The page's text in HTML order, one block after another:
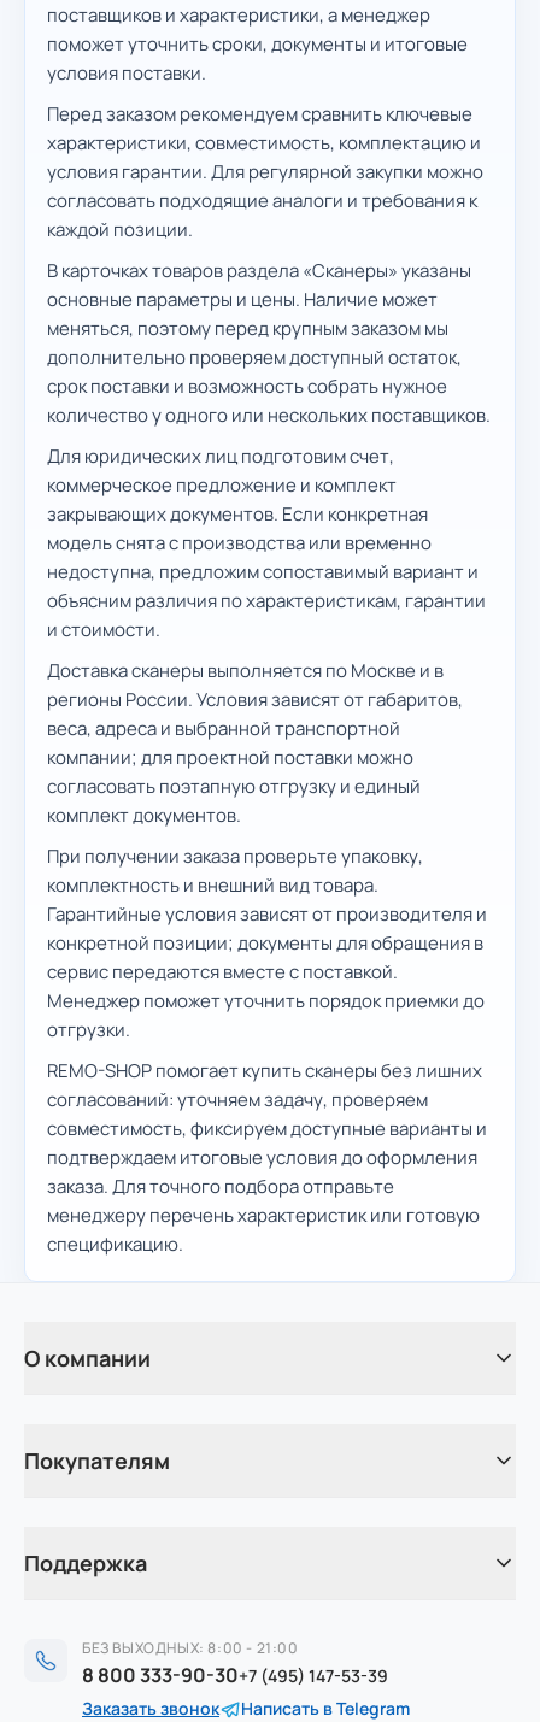
поставщиков и характеристики, а менеджер
поможет уточнить сроки, документы и итоговые
условия поставки.
Перед заказом рекомендуем сравнить ключевые
характеристики, совместимость, комплектацию и
условия гарантии. Для регулярной закупки можно
согласовать подходящие аналоги и требования к
каждой позиции.
В карточках товаров раздела «Сканеры» указаны
основные параметры и цены. Наличие может
меняться, поэтому перед крупным заказом мы
дополнительно проверяем доступный остаток,
срок поставки и возможность собрать нужное
количество у одного или нескольких поставщиков.
Для юридических лиц подготовим счет,
коммерческое предложение и комплект
закрывающих документов. Если конкретная
модель снята с производства или временно
недоступна, предложим сопоставимый вариант и
объясним различия по характеристикам, гарантии
и стоимости.
Доставка сканеры выполняется по Москве и в
регионы России. Условия зависят от габаритов,
веса, адреса и выбранной транспортной
компании; для проектной поставки можно
согласовать поэтапную отгрузку и единый
комплект документов.
При получении заказа проверьте упаковку,
комплектность и внешний вид товара.
Гарантийные условия зависят от производителя и
конкретной позиции; документы для обращения в
сервис передаются вместе с поставкой.
Менеджер поможет уточнить порядок приемки до
отгрузки.
REMO-SHOP помогает купить сканеры без лишних
согласований: уточняем задачу, проверяем
совместимость, фиксируем доступные варианты и
подтверждаем итоговые условия до оформления
заказа. Для точного подбора отправьте
менеджеру перечень характеристик или готовую
спецификацию.
О компании
Покупателям
Поддержка
БЕЗ ВЫХОДНЫХ: 8:00 - 21:00
8 800 333-90-30+7 (495) 147-53-39
Заказать звонок
Написать в Telegram